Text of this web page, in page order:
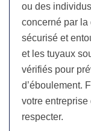
ou des
concerné par la
sécurisé et
et les tuyaux
vérifiés pour
d’éboulement.
votre
respecter.